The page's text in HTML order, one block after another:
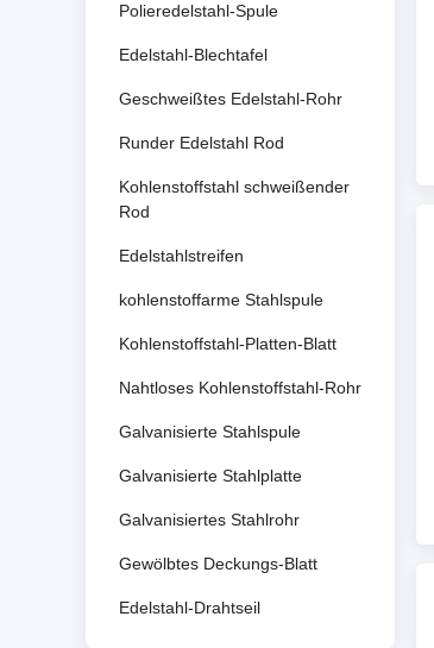
Polieredelstahl-Spule
Edelstahl-Blechtafel
Geschweißtes Edelstahl-Rohr
Runder Edelstahl Rod
Kohlenstoffstahl schweißender
Rod
Edelstahlstreifen
kohlenstoffarme Stahlspule
Kohlenstoffstahl-Platten-Blatt
Nahtloses Kohlenstoffstahl-Rohr
Galvanisierte Stahlspule
Galvanisierte Stahlplatte
Galvanisiertes Stahlrohr
Gewölbtes Deckungs-Blatt
Edelstahl-Drahtseil